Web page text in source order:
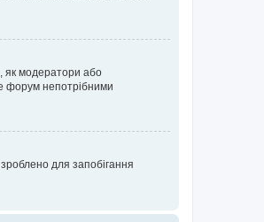
як модератори або
форум непотрібними
для запобігання